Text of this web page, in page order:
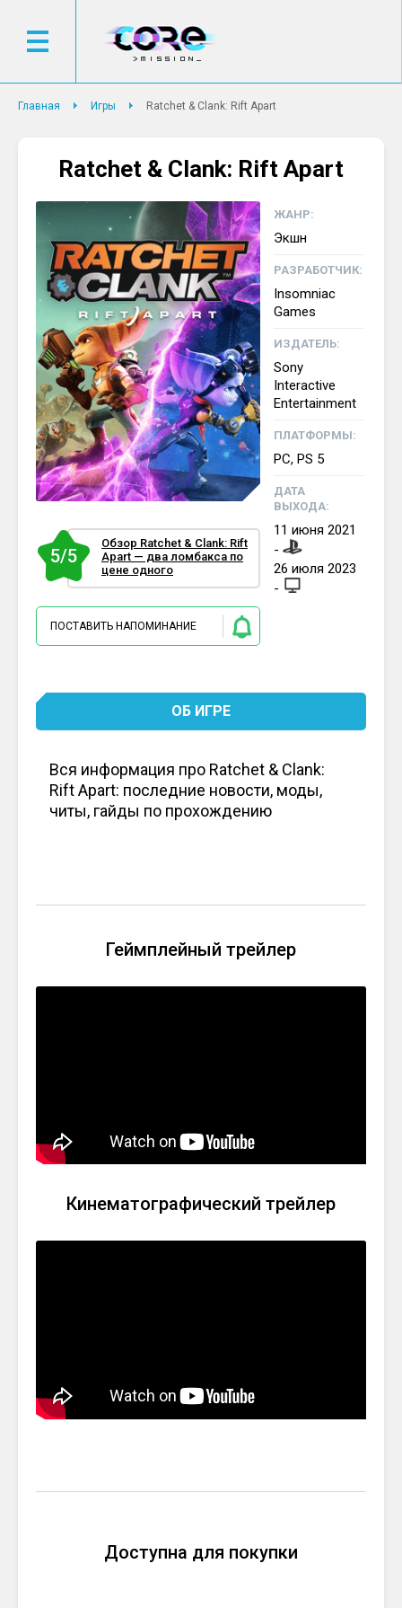
Главная Игры Ratchet & Clank: Rift Apart
Ratchet & Clank: Rift Apart
5/5
Обзор Ratchet & Clank: Rift
Apart — два ломбакса по
цене одного
ПОСТАВИТЬ НАПОМИНАНИЕ
ЖАНР:
Экшн
РАЗРАБОТЧИК:
Insomniac
Games
ИЗДАТЕЛЬ:
Sony
Interactive
Entertainment
ПЛАТФОРМЫ:
PC, PS 5
ДАТА
ВЫХОДА:
11 июня 2021
-
26 июля 2023
-
ОБ ИГРЕ
Вся информация про Ratchet & Clank:
Rift Apart: последние новости, моды,
читы, гайды по прохождению
Геймплейный трейлер
Кинематографический трейлер
Доступна для покупки